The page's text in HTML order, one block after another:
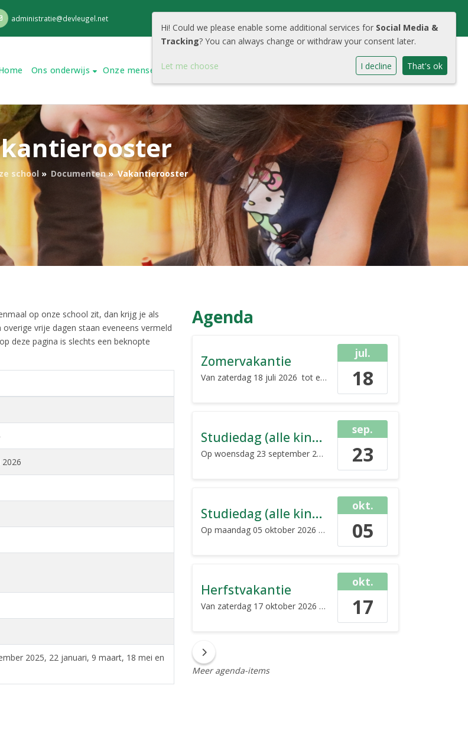
administratie@devleugel.net
Ons onderwijs Onze mensen Onze school Cool Portaal
school» Documenten» Vakantierooster
op onze school zit, dan krijg je als
vrije dagen staan eveneens vermeld
deze pagina is slechts een beknopte
2025, 22 januari, 9 maart, 18 mei en
Agenda
Zomervakantie
Van zaterdag 18 juli 2026 tot en met zondag 30 augustus 2026
jul.
18
Studiedag (alle kinderen vrij)
Op woensdag 23 september 2026 de gehele dag
sep.
23
Studiedag (alle kinderen vrij)
Op maandag 05 oktober 2026
okt.
05
Herfstvakantie
Van zaterdag 17 oktober 2026 zondag 25 oktober 2026
okt.
17
Meer agenda-items
Hi! Could we please enable some additional services for Social Media &
Tracking? You can always change or withdraw your consent later.
Let me choose I decline That's ok